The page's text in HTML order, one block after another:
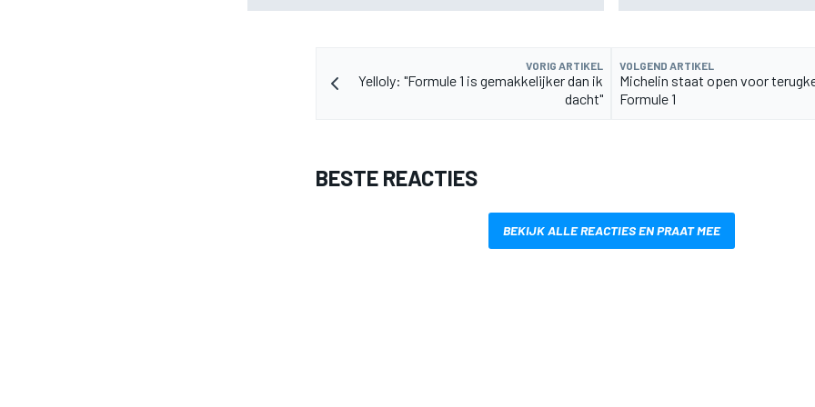
VORIG ARTIKEL
Yelloly: "Formule 1 is gemakkelijker dan ik
dacht"
VOLGEND ARTIKEL
Michelin staat open voor
Formule 1
BESTE REACTIES
BEKIJK ALLE REACTIES EN PRAAT MEE